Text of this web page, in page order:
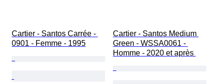
Cartier - Santos Carrée -
0901 - Femme - 1995
Cartier - Santos Medium
Green - WSSA0061 -
Homme - 2020 et après